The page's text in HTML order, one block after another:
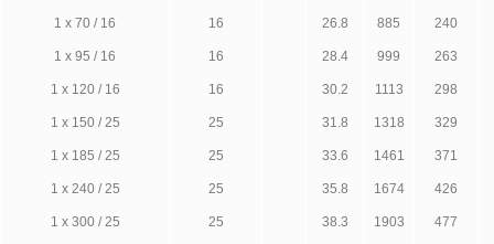
1 х 70 / 16 16 26.8 885 240
1 х 95 / 16 16 28.4 999 263
1 х 120 / 16 16 30.2 1113 298
1 х 150 / 25 25 31.8 1318 329
1 х 185 / 25 25 33.6 1461 371
1 х 240 / 25 25 35.8 1674 426
1 х 300 / 25 25 38.3 1903 477